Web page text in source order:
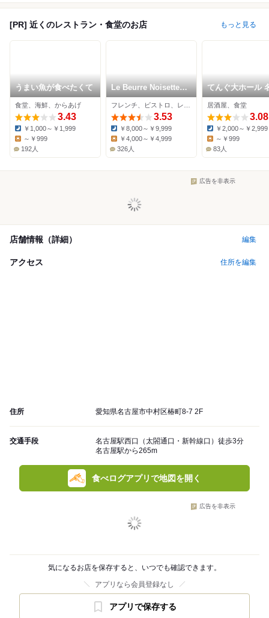
[PR] 近くのレストラン・食堂のお店 もっと見る
うまい魚が食べたくて
食堂、海鮮、からあげ
3.43
Dinner:
￥1,000～￥1,999
～￥999
192人
Le Beurre Noisette
NAGOYA
3.53
Dinner:
￥8,000～￥9,999
￥4,000～￥4,999
326人
てんぐ大ホール
屋堀内ビル店
居酒屋、食堂
3.08
Dinner:
￥2,000～￥2,999
Lunch:
～￥999
83人
広告を非表示
店舗情報（詳細） 編集
アクセス 住所を編集
住所 愛知県名古屋市中村区椿町8-7 2F
交通手段
名古屋駅西口（太閤通口・新幹線口）徒歩3分
名古屋駅から265m
食べログアプリで地図を開く
広告を非表示
気になるお店を保存すると、いつでも確認できます。
アプリなら会員登録なし
アプリで保存する